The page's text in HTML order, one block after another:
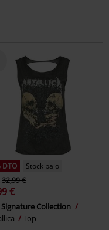
DTO
Stock bajo
32,99 €
€
Signature Collection
Top